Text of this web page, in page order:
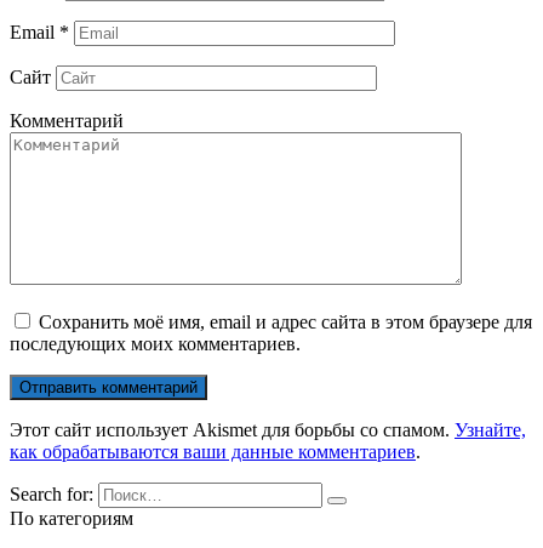
Email *
Сайт
Комментарий
Сохранить моё имя, email и адрес сайта в этом браузере для
последующих моих комментариев.
Этот сайт использует Akismet для борьбы со спамом. Узнайте,
как обрабатываются ваши данные комментариев.
Search for:
По категориям